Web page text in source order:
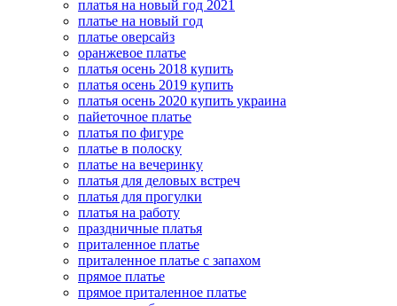
платья на новый год 2021
платье на новый год
платье оверсайз
оранжевое платье
платья осень 2018 купить
платья осень 2019 купить
платья осень 2020 купить украина
пайеточное платье
платья по фигуре
платье в полоску
платье на вечеринку
платья для деловых встреч
платья для прогулки
платья на работу
праздничные платья
приталенное платье
приталенное платье с запахом
прямое платье
прямое приталенное платье